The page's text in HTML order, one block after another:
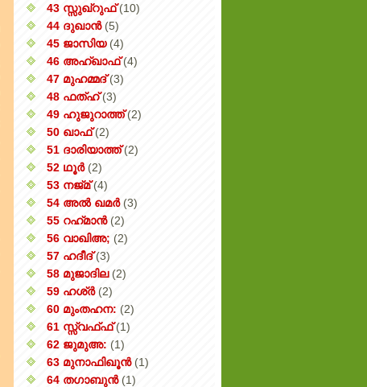
43 സ്സുഖ്‌റുഫ് (10)
44 ദുഖാൻ (5)
45 ജാസിയ (4)
46 അഹ്‌ഖാഫ് (4)
47 മുഹമ്മദ് (3)
48 ഫത്‌ഹ് (3)
49 ഹുജുറാത്ത് (2)
50 ഖാഫ് (2)
51 ദാരിയാത്ത് (2)
52 ഥൂർ (2)
53 നജ്‌മ് (4)
54 അൽ ഖമർ (3)
55 റഹ്‌മാൻ (2)
56 വാഖിഅ; (2)
57 ഹദീദ് (3)
58 മുജാദില (2)
59 ഹശ്ർ (2)
60 മുംതഹന: (2)
61 സ്സ്വഫ്ഫ് (1)
62 ജുമുഅ: (1)
63 മുനാഫിഖൂൻ (1)
64 തഗാബുൻ (1)